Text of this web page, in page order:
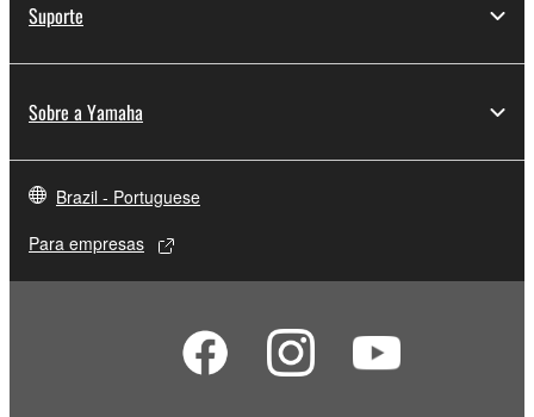
Suporte
Sobre a Yamaha
Brazil - Portuguese
Para empresas